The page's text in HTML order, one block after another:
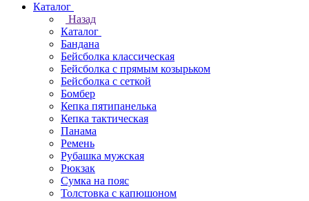
Каталог
Назад
Каталог
Бандана
Бейсболка классическая
Бейсболка с прямым козырьком
Бейсболка с сеткой
Бомбер
Кепка пятипанелька
Кепка тактическая
Панама
Ремень
Рубашка мужская
Рюкзак
Сумка на пояс
Толстовка с капюшоном